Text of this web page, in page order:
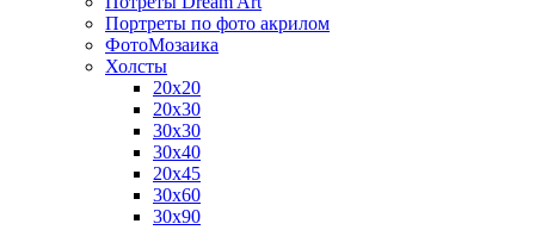
Портреты по фото акрилом
ФотоМозаика
Холсты
20х20
20х30
30х30
30х40
20х45
30х60
30х90